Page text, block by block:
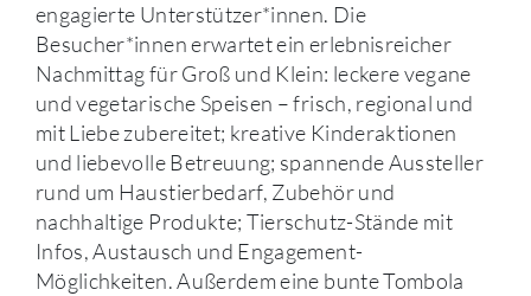
engagierte Unterstützer*innen. Die
Besucher*innen erwartet ein erlebnisreicher
Nachmittag für Groß und Klein: leckere vegane
und vegetarische Speisen – frisch, regional und
mit Liebe zubereitet; kreative Kinderaktionen
und liebevolle Betreuung; spannende Aussteller
rund um Haustierbedarf, Zubehör und
nachhaltige Produkte; Tierschutz-Stände mit
Infos, Austausch und Engagement-
Möglichkeiten. Außerdem eine bunte Tombola